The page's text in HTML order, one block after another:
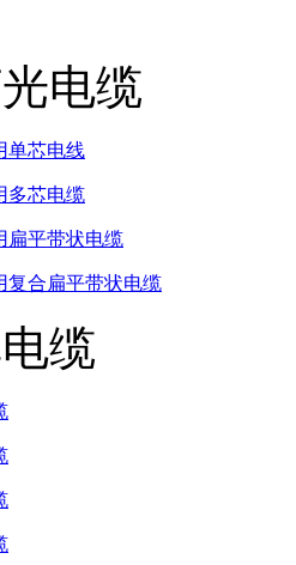
电缆
单芯电线
多芯电缆
扁平带状电缆
复合扁平带状电缆
缆